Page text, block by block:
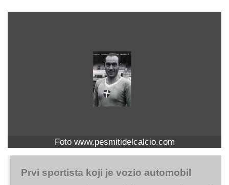
Foto www.pesmitidelcalcio.com
Prvi sportista koji je vozio automobil